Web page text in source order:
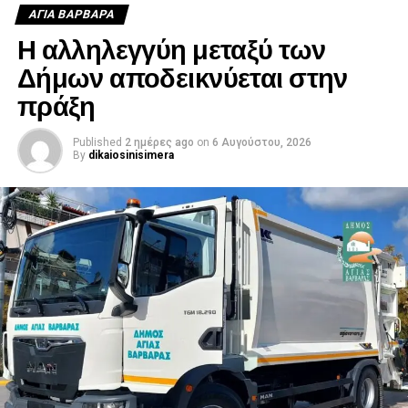
ΑΓΙΑ ΒΑΡΒΑΡΑ
Η αλληλεγγύη μεταξύ των
Δήμων αποδεικνύεται στην
πράξη
Published 2 ημέρες ago on 6 Αυγούστου, 2026
By dikaiosinisimera